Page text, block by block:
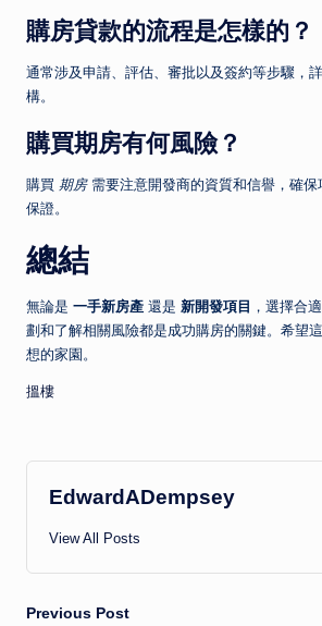
購房貸款的流程是怎樣的？
通常涉及申請、評估、審批以及簽約等步驟，
構。
購買期房有何風險？
購買 期房需要注意開發商的資質和信譽，確保
保證。
總結
無論是 一手新房產 還是 新開發項目 ，選擇合
劃和了解相關風險都是成功購房的關鍵。希望
想的家園。
搵樓
EdwardADempsey
View All Posts
Previous Post